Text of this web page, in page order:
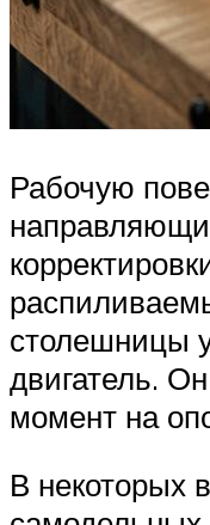
Рабочую
столешницы
двигатель.
момент на
В некоторых